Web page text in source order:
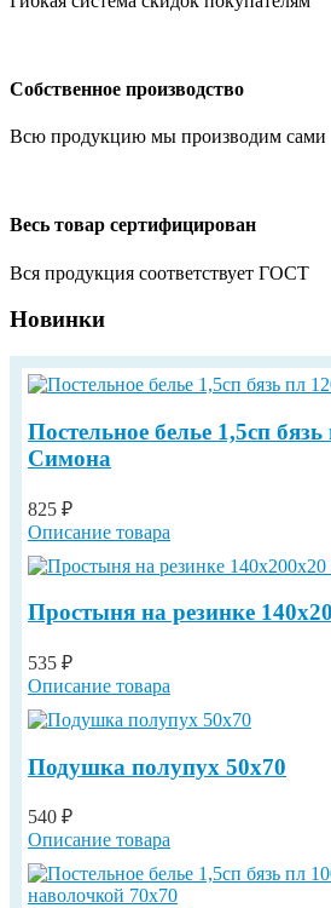
Собственное производство
Всю продукцию мы производим сами
Весь товар сертифицирован
Вся продукция соответствует ГОСТ
Новинки
Постельное белье 1,5сп
Симона
825 ₽
Описание товара
Простыня на резинке
535 ₽
Описание товара
Подушка полупух 50х70
540 ₽
Описание товара